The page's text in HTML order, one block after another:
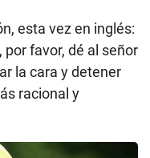
esta vez en inglés:
favor, dé al señor
la cara y detener
racional y